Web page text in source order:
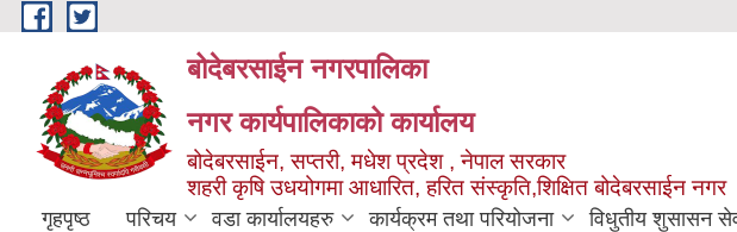
Skip to main content
बोदेबरसाईन नगरपालिका
नगर कार्यपालिकाको कार्यालय
बोदेबरसाईन, सप्तरी, मधेश प्रदेश , नेपाल सरकार
शहरी कृषि उधयोगमा आधारित, हरित संस्कृति,शिक्षित बोदेबरसाईन नगर
गृहपृष्ठ परिचय वडा कार्यालयहरु कार्यक्रम तथा परियोजना विधुतीय शुसासन